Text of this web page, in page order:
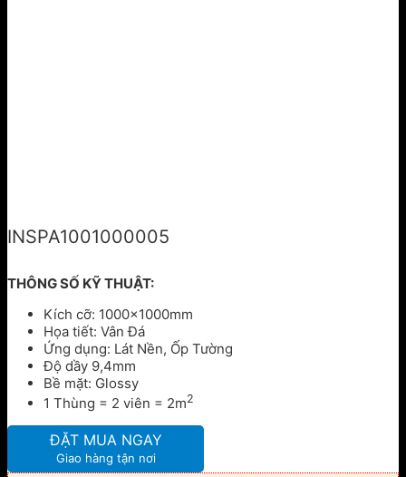
INSPA1001000005
THÔNG SỐ KỸ THUẬT:
Kích cỡ: 1000x1000mm
Họa tiết: Vân Đá
Ứng dụng: Lát Nền, Ốp Tường
Độ dầy 9,4mm
Bề mặt: Glossy
1 Thùng = 2 viên = 2m2
ĐẶT MUA NGAY
Giao hàng tận nơi